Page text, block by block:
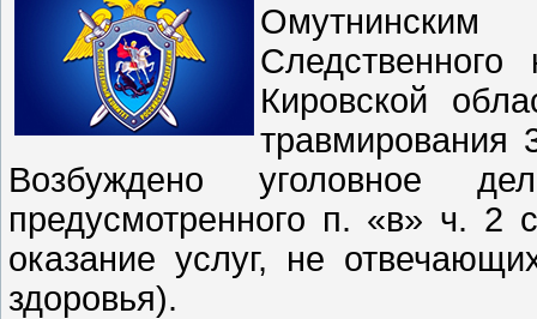
Омутнинским
Кировской
травмирования
Возбуждено уголовное
предусмотренного п. «в» ч.
оказание услуг, не
здоровья).